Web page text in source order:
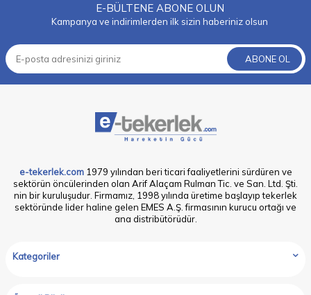
E-BÜLTENE ABONE OLUN
Kampanya ve indirimlerden ilk sizin haberiniz olsun
ABONE OL
e-tekerlek.com1979 yılından beri ticari faaliyetlerini sürdüren ve
sektörün öncülerinden olan Arif Alaçam Rulman Tic. ve San. Ltd. Şti.
nin bir kuruluşudur. Firmamız, 1998 yılında üretime başlayıp tekerlek
sektöründe lider haline gelen EMES A.Ş. firmasının kurucu ortağı ve
ana distribütörüdür.
Kategoriler